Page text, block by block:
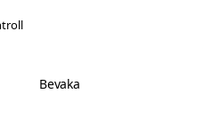
Bevaka